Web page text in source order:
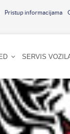
Pristup informacijama
SERVIS